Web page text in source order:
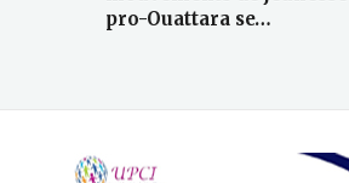
pro-Ouattara se…